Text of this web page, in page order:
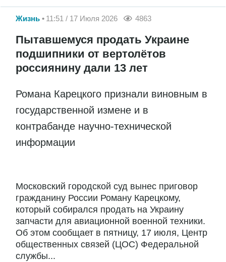
Жизнь 11:51 / 17 Июля 2026 4863
Пытавшемуся продать Украине
подшипники от вертолётов
россиянину дали 13 лет
Романа Карецкого признали виновным в
государственной измене и в
контрабанде научно-технической
информации
Московский городской суд вынес приговор
гражданину России Роману Карецкому,
который собирался продать на Украину
запчасти для авиационной военной техники.
Об этом сообщает в пятницу, 17 июля, Центр
общественных связей (ЦОС) Федеральной
службы...